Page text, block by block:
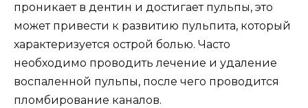
проникает в дентин и достигает пульпы, это
может привести к развитию пульпита, который
характеризуется острой болью. Часто
необходимо проводить лечение и удаление
воспаленной пульпы, после чего проводится
пломбирование каналов.